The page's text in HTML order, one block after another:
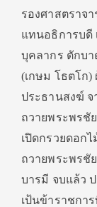
รองศาสตราจ
แทนอธิการบดี
บุคลากร ตักบ
(เกษม โธตโก)
ประธานสงฆ์
ถวายพระพรชั
เปิดกรวยดอก
ถวายพระพรชั
บารมี จบแล้ว
เป้นข้าราชกา